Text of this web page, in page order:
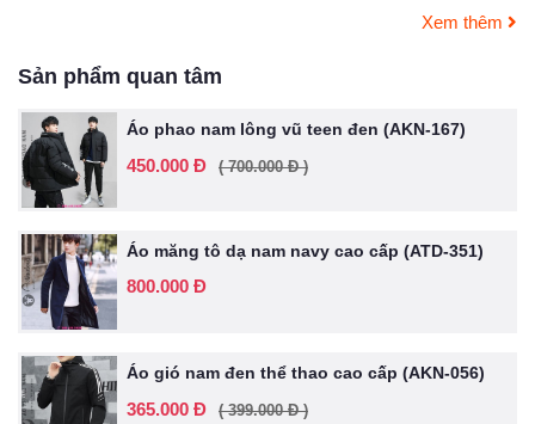
Xem thêm
Sản phẩm quan tâm
Áo phao nam lông vũ teen đen (AKN-167)
450.000 Đ ( 700.000 Đ )
Áo măng tô dạ nam navy cao cấp (ATD-351)
800.000 Đ
Áo gió nam đen thể thao cao cấp (AKN-056)
365.000 Đ ( 399.000 Đ )